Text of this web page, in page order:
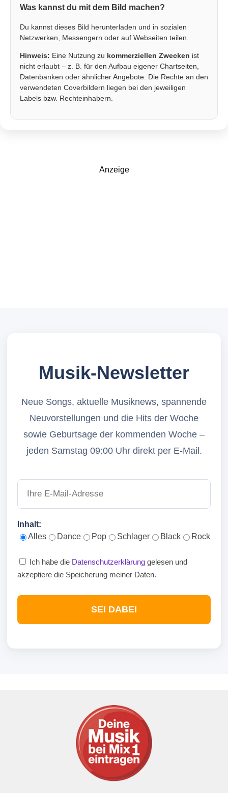
Was kannst du mit dem Bild machen?
Du kannst dieses Bild herunterladen und in sozialen
Netzwerken, Messengern oder auf Webseiten teilen.
Hinweis: Eine Nutzung zu kommerziellen Zwecken ist
nicht erlaubt – z. B. für den Aufbau eigener Chartseiten,
Datenbanken oder ähnlicher Angebote. Die Rechte an den
verwendeten Coverbildern liegen bei den jeweiligen
Labels bzw. Rechteinhabern.
Anzeige
Musik-Newsletter
Neue Songs, aktuelle Musiknews, spannende
Neuvorstellungen und die Hits der Woche
sowie Geburtsage der kommenden Woche –
jeden Samstag 09:00 Uhr direkt per E-Mail.
Inhalt:
Alles
Dance Pop Schlager Black Rock
Ich habe die Datenschutzerklärung gelesen und
akzeptiere die Speicherung meiner Daten.
SEI DABEI